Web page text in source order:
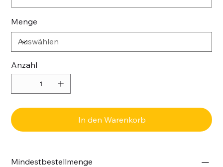
Menge
Anzahl
In den Warenkorb
Mindestbestellmenge